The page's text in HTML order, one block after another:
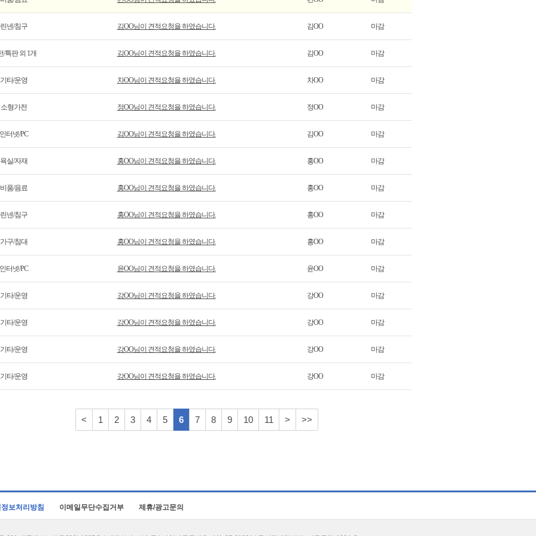
린넨/침구 김OO님이 견적요청을 하였습니다. 김OO 마감
/특판 외 1개 김OO님이 견적요청을 하였습니다. 김OO 마감
기타/운영 차OO님이 견적요청을 하였습니다. 차OO 마감
소형가전 정OO님이 견적요청을 하였습니다. 정OO 마감
터넷/PC 김OO님이 견적요청을 하였습니다. 김OO 마감
욕실/자재 홍OO님이 견적요청을 하였습니다. 홍OO 마감
비품/음료 홍OO님이 견적요청을 하였습니다. 홍OO 마감
린넨/침구 홍OO님이 견적요청을 하였습니다. 홍OO 마감
가구/침대 홍OO님이 견적요청을 하였습니다. 홍OO 마감
터넷/PC 윤OO님이 견적요청을 하였습니다. 윤OO 마감
기타/운영 강OO님이 견적요청을 하였습니다. 강OO 마감
기타/운영 강OO님이 견적요청을 하였습니다. 강OO 마감
기타/운영 강OO님이 견적요청을 하였습니다. 강OO 마감
기타/운영 강OO님이 견적요청을 하였습니다. 강OO 마감
< 1 2 3 4 5 6 7 8 9 10 11 > >>
보처리방침 이메일무단수집거부 제휴/광고문의